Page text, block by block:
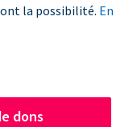
la possibilité. En
dons